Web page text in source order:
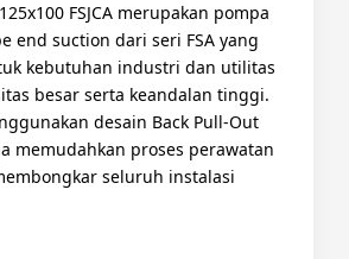
FSJCA merupakan pompa
end suction dari seri FSA yang
kebutuhan industri dan utilitas
besar serta keandalan tinggi.
desain Back Pull-Out
memudahkan proses perawatan
seluruh instalasi